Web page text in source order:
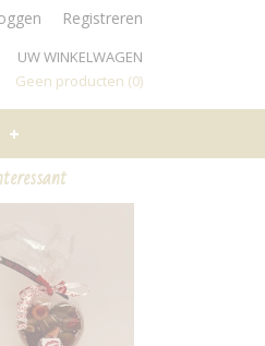
Registreren
UW WINKELWAGEN
Geen producten (0)
+